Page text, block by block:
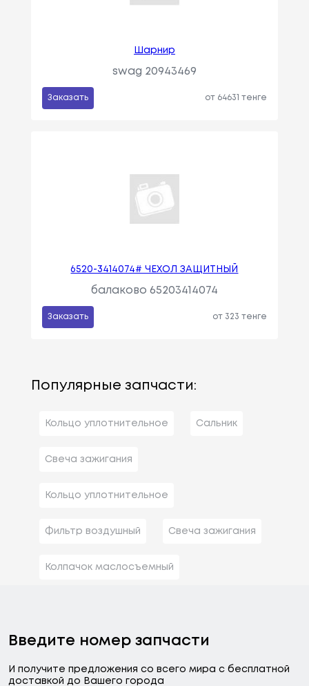
Шарнир
swag 20943469
Заказать от 64631 тенге
6520-3414074# ЧЕХОЛ ЗАЩИТНЫЙ
балаково 65203414074
Заказать от 323 тенге
Популярные запчасти:
Кольцо уплотнительное Сальник
Свеча зажигания
Кольцо уплотнительное
Фильтр воздушный Свеча зажигания
Колпачок маслосъемный
Введите номер запчасти
И получите предложения со всего мира с бесплатной
доставкой до Вашего города